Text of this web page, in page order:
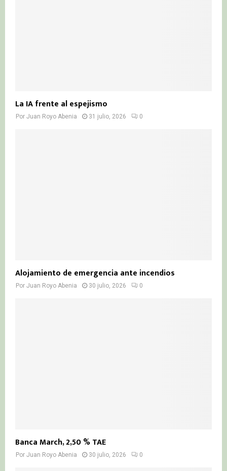
La IA frente al espejismo
Por Juan Royo Abenia 31 julio, 2026 0
Alojamiento de emergencia ante incendios
Por Juan Royo Abenia 30 julio, 2026 0
Banca March, 2,50 % TAE
Por Juan Royo Abenia 30 julio, 2026 0